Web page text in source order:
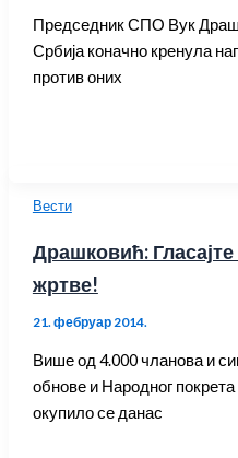
Председник СПО Вук
Србија коначно кренула
против оних
Вести
Драшковић: Гласајте
жртве!
21. фебруар 2014.
Више од 4.000 чланова и
обнове и Народног
окупило се данас